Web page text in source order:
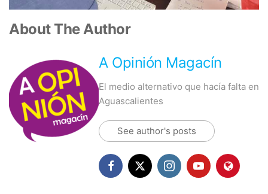
About The Author
A Opinión Magacín
El medio alternativo que hacía falta en
Aguascalientes
See author's posts